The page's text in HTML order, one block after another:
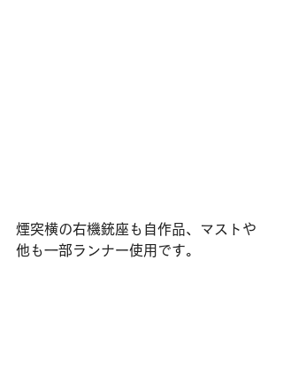
煙突横の右機銃座も自作品、マストや
他も一部ランナー使用です。